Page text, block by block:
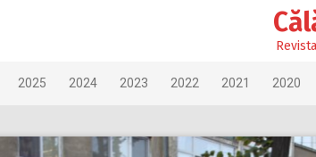
2025 2024 2023 2022 2021 2020